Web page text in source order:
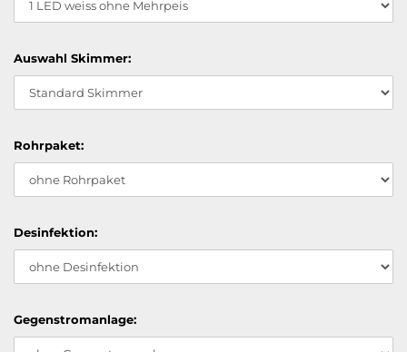
Auswahl Skimmer:
Rohrpaket:
Desinfektion:
Gegenstromanlage: